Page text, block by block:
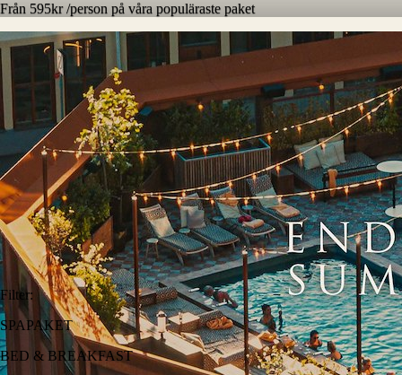
Från 595kr /person på våra populäraste paket
Filter:
SPAPAKET
BED & BREAKFAST